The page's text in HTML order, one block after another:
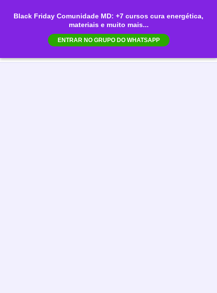
Black Friday Comunidade MD: +7 cursos cura energética,
materiais e muito mais...
ENTRAR NO GRUPO DO WHATSAPP
para